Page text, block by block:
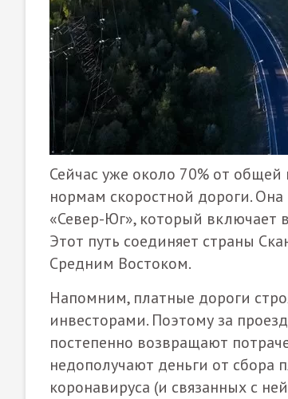
Сейчас уже около 70% от
нормам скоростной дороги.
«Север-Юг», который включает
Этот путь соединяет страны
Средним Востоком.
Напомним, платные дороги
инвесторами. Поэтому за
постепенно возвращают
недополучают деньги от сбора
коронавируса (и связанных с